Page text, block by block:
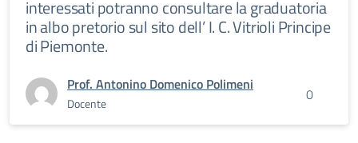
interessati potranno consultare la graduatoria
in albo pretorio sul sito dell’ I. C. Vitrioli Principe
di Piemonte.
Prof. Antonino Domenico Polimeni
Docente 0